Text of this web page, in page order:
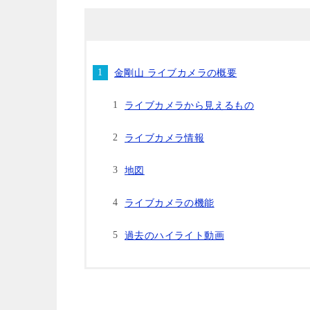
金剛山 ライブカメラの概要
ライブカメラから見えるもの
ライブカメラ情報
地図
ライブカメラの機能
過去のハイライト動画